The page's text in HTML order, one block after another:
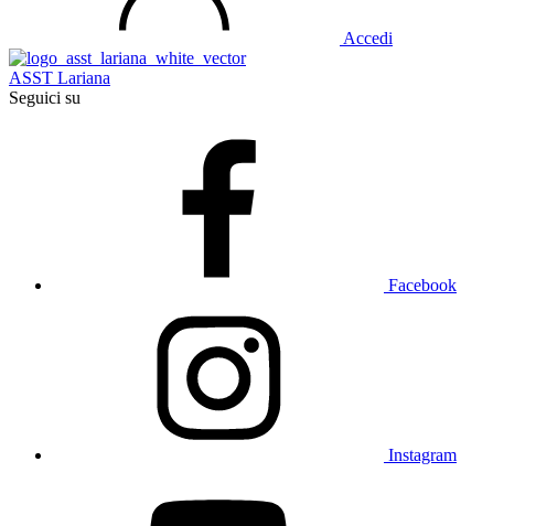
Accedi
ASST Lariana
Seguici su
Facebook
Instagram